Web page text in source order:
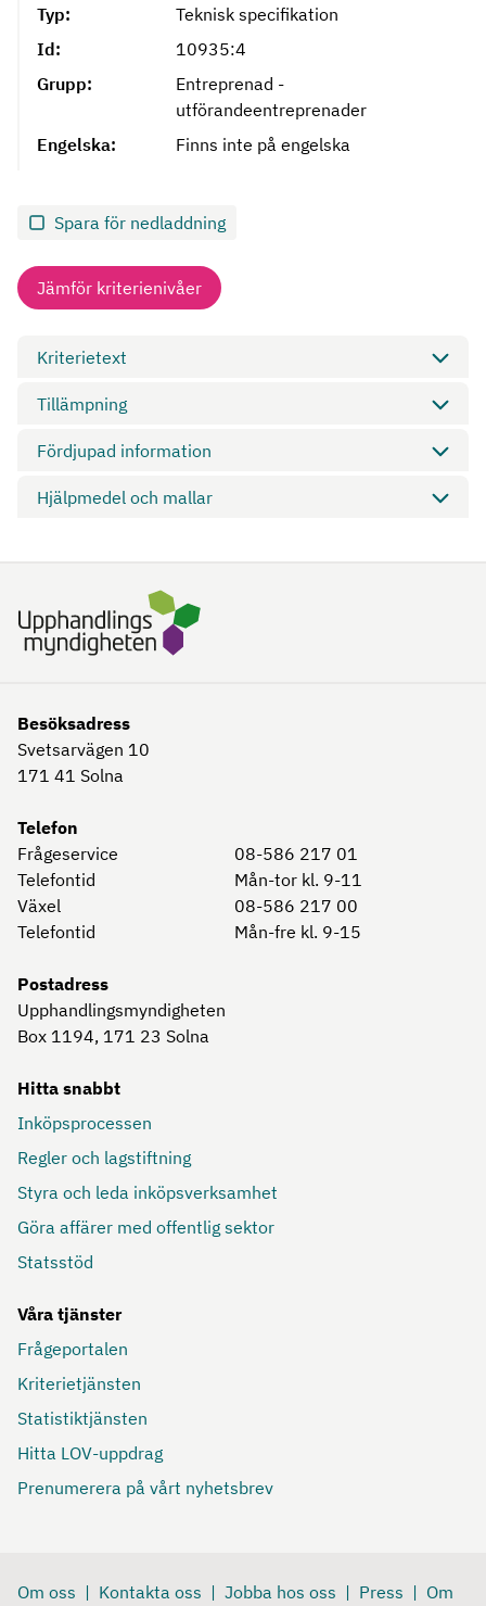
Typ:
Teknisk specifikation
Id:
10935:4
Grupp:
Entreprenad -
utförandeentreprenader
Engelska:
Finns inte på engelska
Spara för nedladdning
Jämför kriterienivåer
Kriterietext
Tillämpning
Fördjupad information
Hjälpmedel och mallar
Besöksadress
Svetsarvägen 10
171 41 Solna
Telefon
Frågeservice
08-586 217 01
Telefontid
Mån-tor kl. 9-11
Växel
08-586 217 00
Telefontid
Mån-fre kl. 9-15
Postadress
Upphandlingsmyndigheten
Box 1194, 171 23 Solna
Hitta snabbt
Inköpsprocessen
Regler och lagstiftning
Styra och leda inköpsverksamhet
Göra affärer med offentlig sektor
Statsstöd
Våra tjänster
Frågeportalen
Kriterietjänsten
Statistiktjänsten
Hitta LOV-uppdrag
Prenumerera på vårt nyhetsbrev
Om oss Kontakta oss Jobba hos oss Press Om